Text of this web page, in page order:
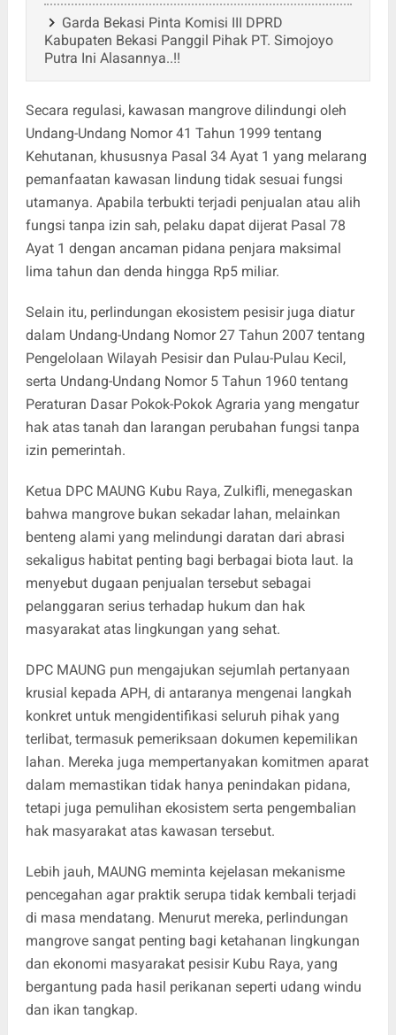
Garda Bekasi Pinta Komisi III DPRD
Kabupaten Bekasi Panggil Pihak PT. Simojoyo
Putra Ini Alasannya..!!
Secara regulasi, kawasan mangrove dilindungi oleh
Undang-Undang Nomor 41 Tahun 1999 tentang
Kehutanan, khususnya Pasal 34 Ayat 1 yang melarang
pemanfaatan kawasan lindung tidak sesuai fungsi
utamanya. Apabila terbukti terjadi penjualan atau alih
fungsi tanpa izin sah, pelaku dapat dijerat Pasal 78
Ayat 1 dengan ancaman pidana penjara maksimal
lima tahun dan denda hingga Rp5 miliar.
Selain itu, perlindungan ekosistem pesisir juga diatur
dalam Undang-Undang Nomor 27 Tahun 2007 tentang
Pengelolaan Wilayah Pesisir dan Pulau-Pulau Kecil,
serta Undang-Undang Nomor 5 Tahun 1960 tentang
Peraturan Dasar Pokok-Pokok Agraria yang mengatur
hak atas tanah dan larangan perubahan fungsi tanpa
izin pemerintah.
Ketua DPC MAUNG Kubu Raya, Zulkifli, menegaskan
bahwa mangrove bukan sekadar lahan, melainkan
benteng alami yang melindungi daratan dari abrasi
sekaligus habitat penting bagi berbagai biota laut. Ia
menyebut dugaan penjualan tersebut sebagai
pelanggaran serius terhadap hukum dan hak
masyarakat atas lingkungan yang sehat.
DPC MAUNG pun mengajukan sejumlah pertanyaan
krusial kepada APH, di antaranya mengenai langkah
konkret untuk mengidentifikasi seluruh pihak yang
terlibat, termasuk pemeriksaan dokumen kepemilikan
lahan. Mereka juga mempertanyakan komitmen aparat
dalam memastikan tidak hanya penindakan pidana,
tetapi juga pemulihan ekosistem serta pengembalian
hak masyarakat atas kawasan tersebut.
Lebih jauh, MAUNG meminta kejelasan mekanisme
pencegahan agar praktik serupa tidak kembali terjadi
di masa mendatang. Menurut mereka, perlindungan
mangrove sangat penting bagi ketahanan lingkungan
dan ekonomi masyarakat pesisir Kubu Raya, yang
bergantung pada hasil perikanan seperti udang windu
dan ikan tangkap.